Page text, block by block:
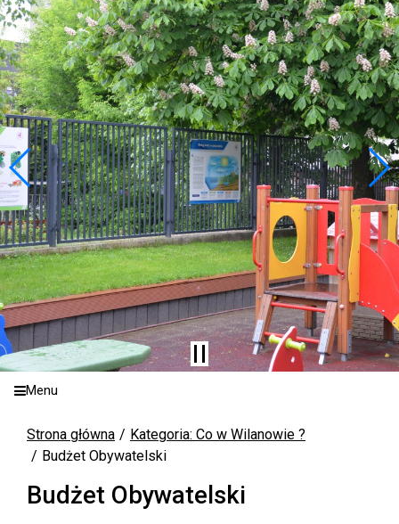
Menu
Strona główna
Kategoria: Co w Wilanowie ?
Budżet Obywatelski
Budżet Obywatelski